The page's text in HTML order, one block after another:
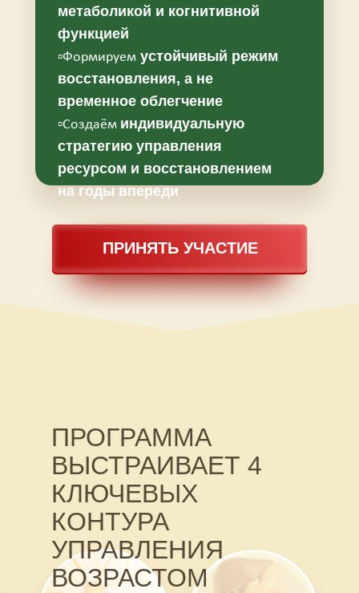
метаболикой и когнитивной
функцией
▫️Формируем устойчивый режим
восстановления, а не
временное облегчение
▫️Создаём индивидуальную
стратегию управления
ресурсом и восстановлением
на годы впереди
ПРИНЯТЬ УЧАСТИЕ
ПРОГРАММА
ВЫСТРАИВАЕТ 4
КЛЮЧЕВЫХ
КОНТУРА
УПРАВЛЕНИЯ
ВОЗРАСТОМ